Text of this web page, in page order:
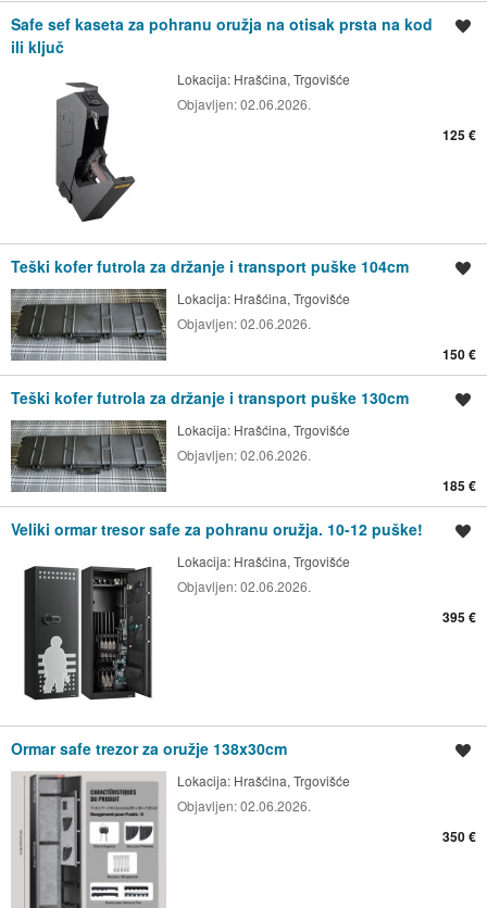
Safe sef kaseta za pohranu oružja na otisak prsta na kod
ili ključ
Lokacija: Hrašćina, Trgovišće
Objavljen:02.06.2026.
125 €
Teški kofer futrola za držanje i transport puške 104cm
Lokacija: Hrašćina, Trgovišće
Objavljen:02.06.2026.
150 €
Teški kofer futrola za držanje i transport puške 130cm
Lokacija: Hrašćina, Trgovišće
Objavljen:02.06.2026.
185 €
Veliki ormar tresor safe za pohranu oružja. 10-12 puške!
Lokacija: Hrašćina, Trgovišće
Objavljen:02.06.2026.
395 €
Ormar safe trezor za oružje 138x30cm
Lokacija: Hrašćina, Trgovišće
Objavljen:02.06.2026.
350 €